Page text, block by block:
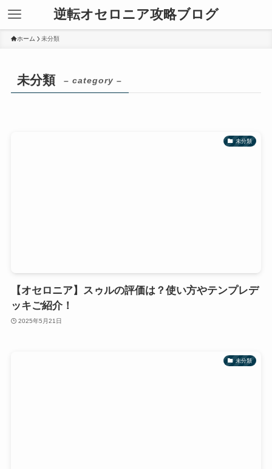
逆転オセロニア攻略ブログ
ホーム 未分類
未分類 – category –
未分類
【オセロニア】スゥルの評価は？使い方やテンプレデ
ッキご紹介！
2025年5月21日
未分類